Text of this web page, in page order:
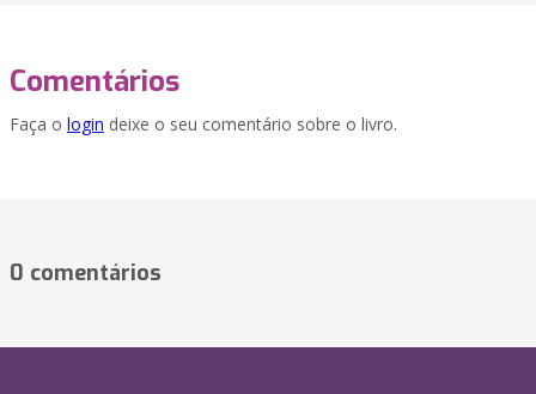
Comentários
Faça o login deixe o seu comentário sobre o livro.
0 comentários